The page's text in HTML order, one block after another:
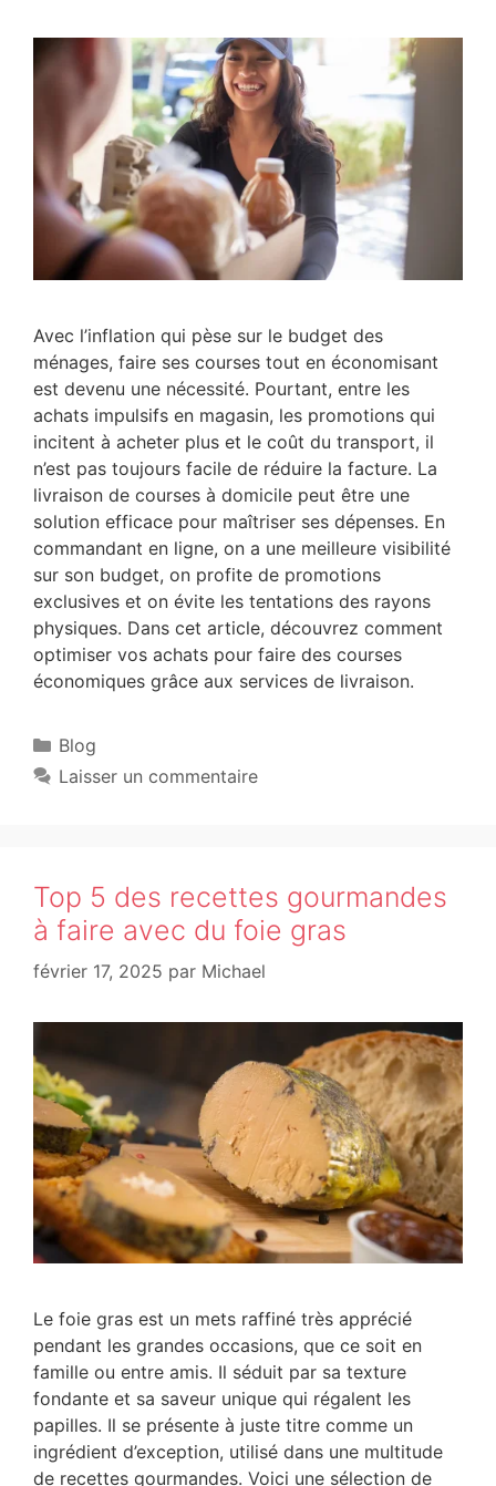
Avec l’inflation qui pèse sur le budget des
ménages, faire ses courses tout en économisant
est devenu une nécessité. Pourtant, entre les
achats impulsifs en magasin, les promotions qui
incitent à acheter plus et le coût du transport, il
n’est pas toujours facile de réduire la facture. La
livraison de courses à domicile peut être une
solution efficace pour maîtriser ses dépenses. En
commandant en ligne, on a une meilleure visibilité
sur son budget, on profite de promotions
exclusives et on évite les tentations des rayons
physiques. Dans cet article, découvrez comment
optimiser vos achats pour faire des courses
économiques grâce aux services de livraison.
Blog
Laisser un commentaire
Top 5 des recettes gourmandes
à faire avec du foie gras
février 17, 2025 par Michael
Le foie gras est un mets raffiné très apprécié
pendant les grandes occasions, que ce soit en
famille ou entre amis. Il séduit par sa texture
fondante et sa saveur unique qui régalent les
papilles. Il se présente à juste titre comme un
ingrédient d’exception, utilisé dans une multitude
de recettes gourmandes. Voici une sélection de